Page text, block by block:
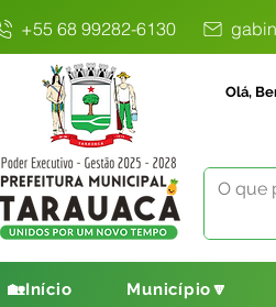
+55 68 99282-6130
Olá,
🏡Início Município🔽